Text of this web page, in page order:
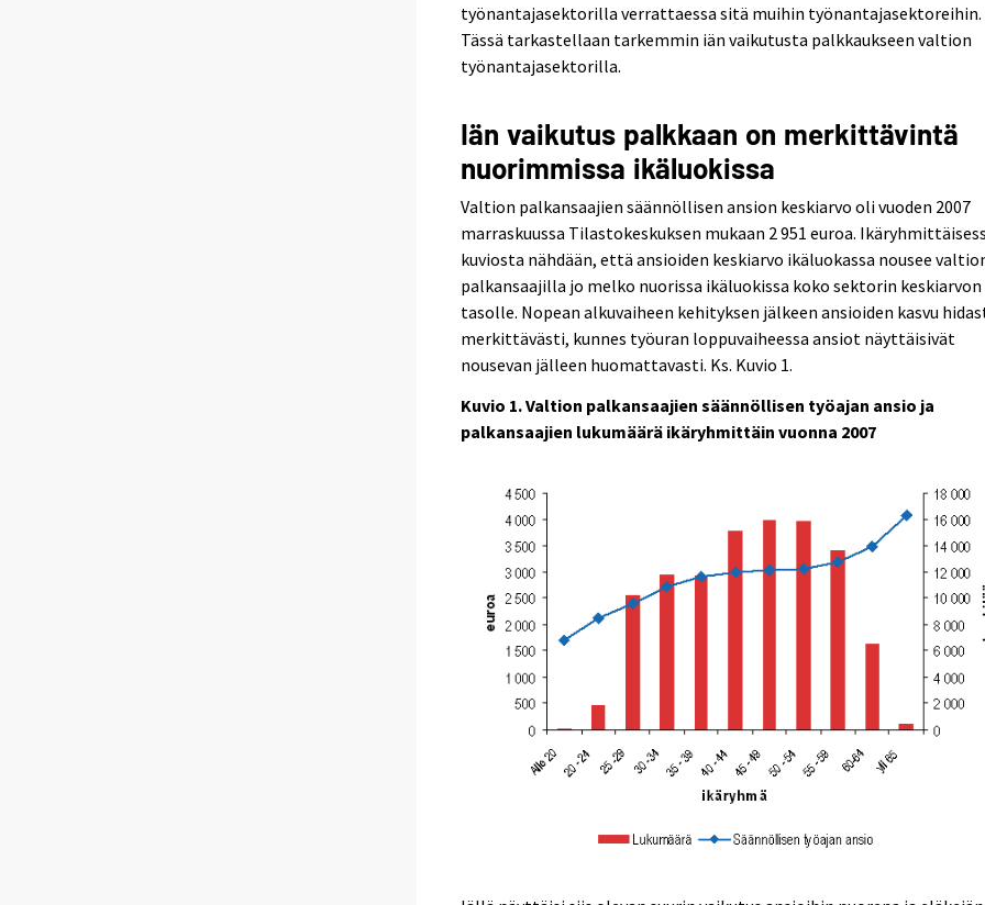
työnantajasektorilla verrattaessa sitä muihin työnantajasektoreihin.
Tässä tarkastellaan tarkemmin iän vaikutusta palkkaukseen valtion
työnantajasektorilla.
Iän vaikutus palkkaan on merkittävintä
nuorimmissa ikäluokissa
Valtion palkansaajien säännöllisen ansion keskiarvo oli vuoden 2007
marraskuussa Tilastokeskuksen mukaan 2 951 euroa.
kuviosta nähdään, että ansioiden keskiarvo ikäluokassa nousee
palkansaajilla jo melko nuorissa ikäluokissa koko sektorin keskiarvon
tasolle. Nopean alkuvaiheen kehityksen jälkeen ansioiden kasvu
merkittävästi, kunnes työuran loppuvaiheessa ansiot näyttäisivät
nousevan jälleen huomattavasti. Ks. Kuvio 1.
Kuvio 1. Valtion palkansaajien säännöllisen työajan ansio ja
palkansaajien lukumäärä ikäryhmittäin vuonna 2007